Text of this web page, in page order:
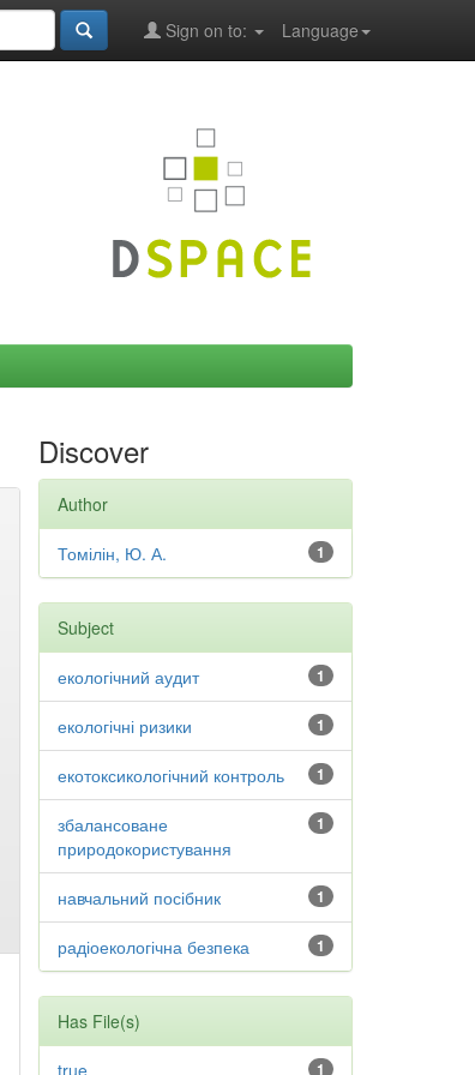
Language
Sign on to:
Discover
Author
1
Томілін, Ю. А.
Subject
1
екологічний аудит
1
екологічні ризики
1
екотоксикологічний контроль
1
збалансоване
природокористування
1
навчальний посібник
1
радіоекологічна безпека
Has File(s)
1
true